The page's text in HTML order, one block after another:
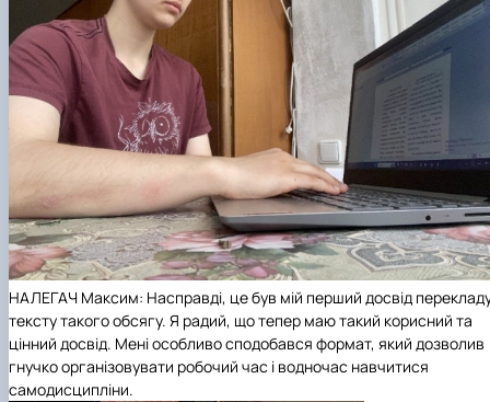
НАЛЕГАЧ Максим: Насправді, це був мій перший досвід
тексту такого обсягу. Я радий, що тепер маю такий корисний та
цінний досвід. Мені особливо сподобався формат, який дозволив
гнучко організовувати робочий час і водночас навчитися
самодисципліни.